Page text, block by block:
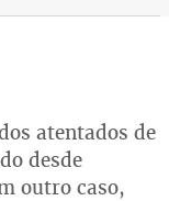
atentados de
desde
outro caso,